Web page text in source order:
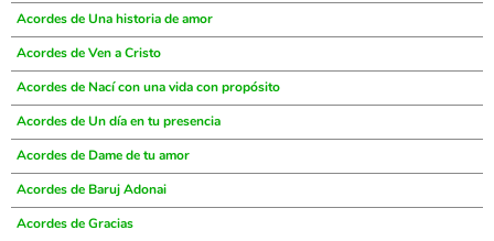
Acordes de Una historia de amor
Acordes de Ven a Cristo
Acordes de Nací con una vida con propósito
Acordes de Un día en tu presencia
Acordes de Dame de tu amor
Acordes de Baruj Adonai
Acordes de Gracias